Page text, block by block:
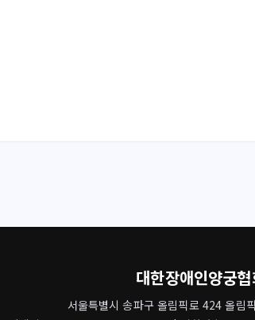
대한장애인양궁협
서울특별시 송파구 올림픽로 424 올림